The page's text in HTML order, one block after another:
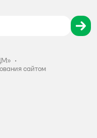
•
сайтом